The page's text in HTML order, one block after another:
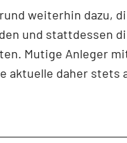
weiterhin dazu,
und stattdessen
Mutige Anleger
aktuelle daher stets